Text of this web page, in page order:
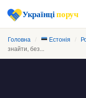
Українціпоруч
Головна / Естонія /
знайти, без...